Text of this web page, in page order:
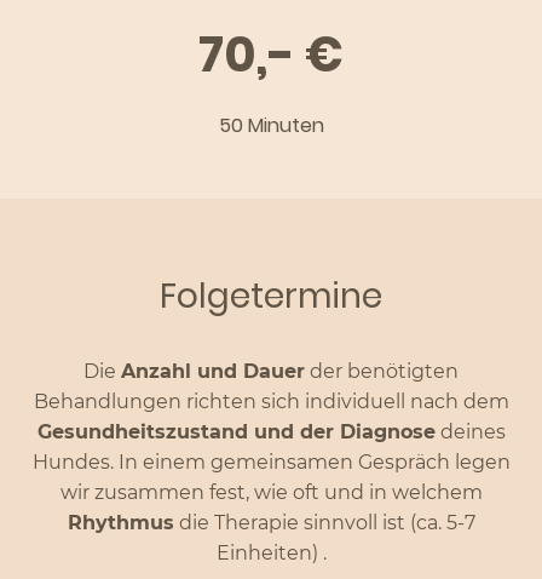
70,- €
50 Minuten
Folgetermine
Die Anzahl und Dauer der benötigten
Behandlungen richten sich individuell nach dem
Gesundheitszustand und der Diagnosedeines
Hundes. In einem gemeinsamen Gespräch legen
wir zusammen fest, wie oft und in welchem
Rhythmus die Therapie sinnvoll ist (ca. 5-7
Einheiten) .